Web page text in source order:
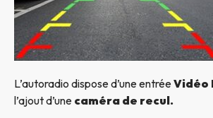
L’autoradio dispose d’une entréeVidéo
l’ajout d’une caméra de recul.